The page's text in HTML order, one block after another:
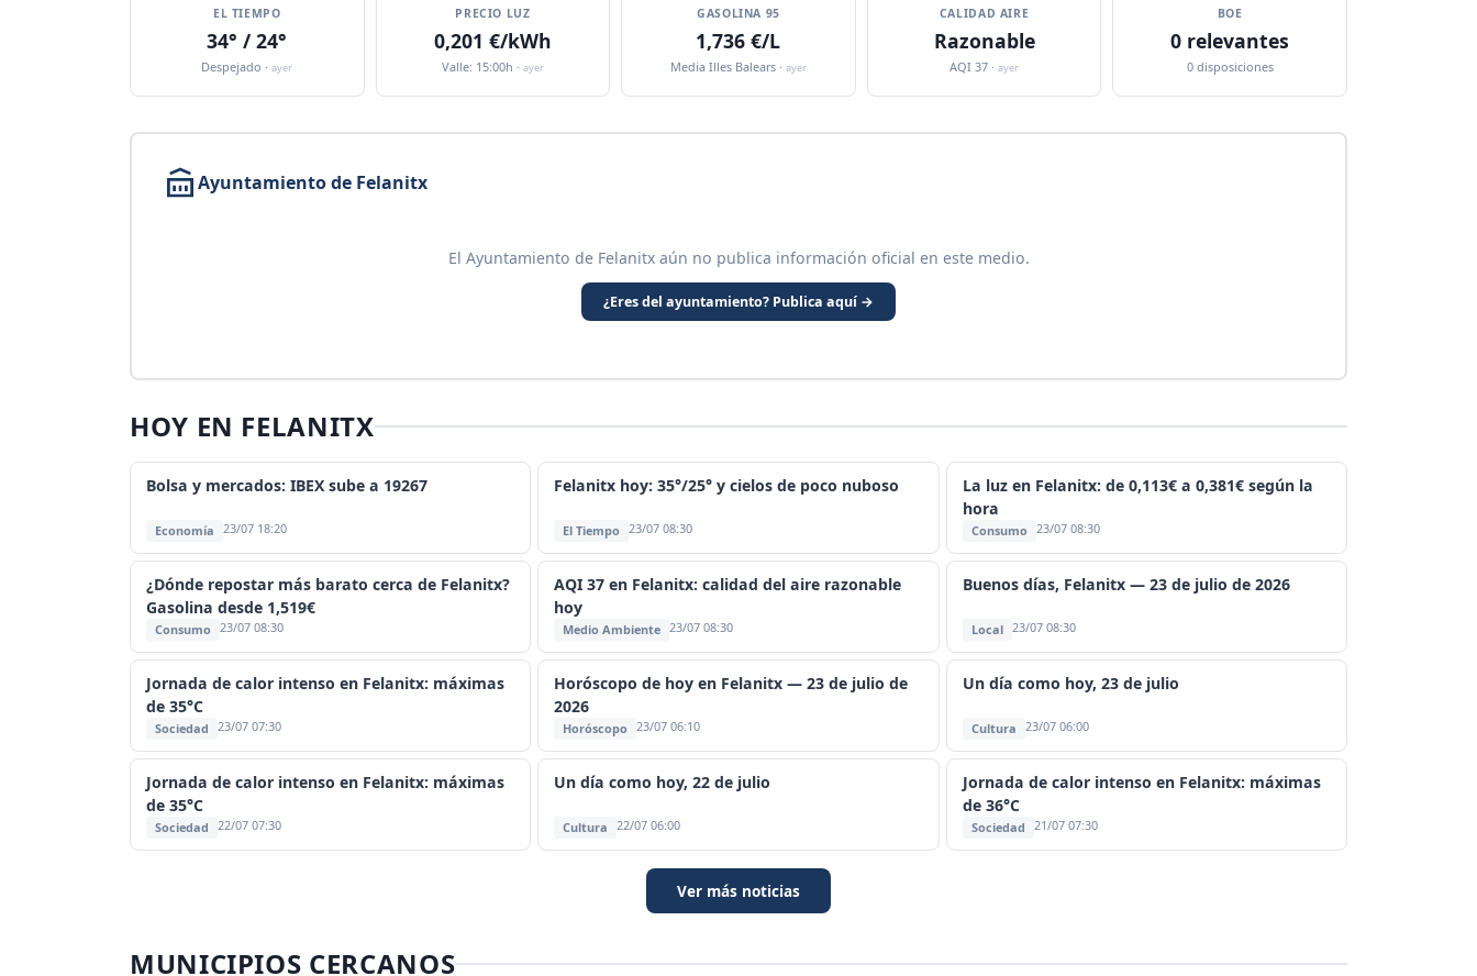
EL TIEMPO
34° / 24°
Despejado ·ayer
PRECIO LUZ
0,201 €/kWh
Valle: 15:00h · ayer
GASOLINA 95
1,736 €/L
Media Illes Balears · ayer
CALIDAD AIRE
Razonable
AQI 37 ·ayer
BOE
0 relevantes
0 disposiciones
Ayuntamiento de Felanitx
El Ayuntamiento de Felanitx aún no publica información oficial en este medio.
¿Eres del ayuntamiento? Publica aquí →
HOY EN FELANITX
Bolsa y mercados: IBEX sube a 19267
Economía 23/07 18:20
Felanitx hoy: 35°/25° y cielos de poco nuboso
El Tiempo 23/07 08:30
La luz en Felanitx: de 0,113€ a 0,381€ según la
hora
Consumo 23/07 08:30
¿Dónde repostar más barato cerca de Felanitx?
Gasolina desde 1,519€
Consumo 23/07 08:30
AQI 37 en Felanitx: calidad del aire razonable
hoy
Medio Ambiente 23/07 08:30
Buenos días, Felanitx — 23 de julio de 2026
Local 23/07 08:30
Jornada de calor intenso en Felanitx: máximas
de 35°C
Sociedad 23/07 07:30
Horóscopo de hoy en Felanitx — 23 de julio de
2026
Horóscopo 23/07 06:10
Un día como hoy, 23 de julio
Cultura 23/07 06:00
Jornada de calor intenso en Felanitx: máximas
de 35°C
Sociedad 22/07 07:30
Un día como hoy, 22 de julio
Cultura 22/07 06:00
Jornada de calor intenso en Felanitx: máximas
de 36°C
Sociedad 21/07 07:30
Ver más noticias
MUNICIPIOS CERCANOS